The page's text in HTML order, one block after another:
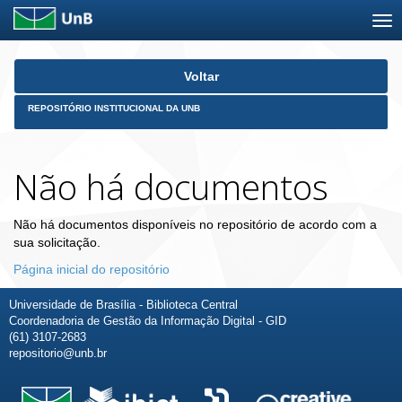
Skip
Voltar
REPOSITÓRIO INSTITUCIONAL DA UNB
Não há documentos
Não há documentos disponíveis no repositório de acordo com a
sua solicitação.
Página inicial do repositório
Universidade de Brasília - Biblioteca Central
Coordenadoria de Gestão da Informação Digital - GID
(61) 3107-2683
repositorio@unb.br